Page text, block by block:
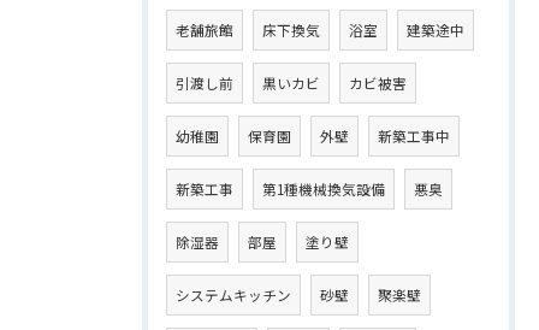
老舗旅館 床下換気 浴室 建築途中
引渡し前 黒いカビ カビ被害
幼稚園 保育園 外壁 新築工事中
新築工事 第1種機械換気設備 悪臭
除湿器 部屋 塗り壁
システムキッチン 砂壁 聚楽壁